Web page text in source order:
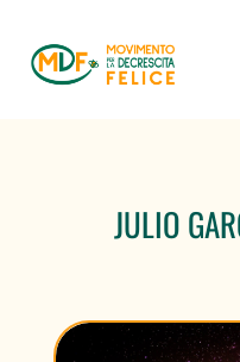
JULIO